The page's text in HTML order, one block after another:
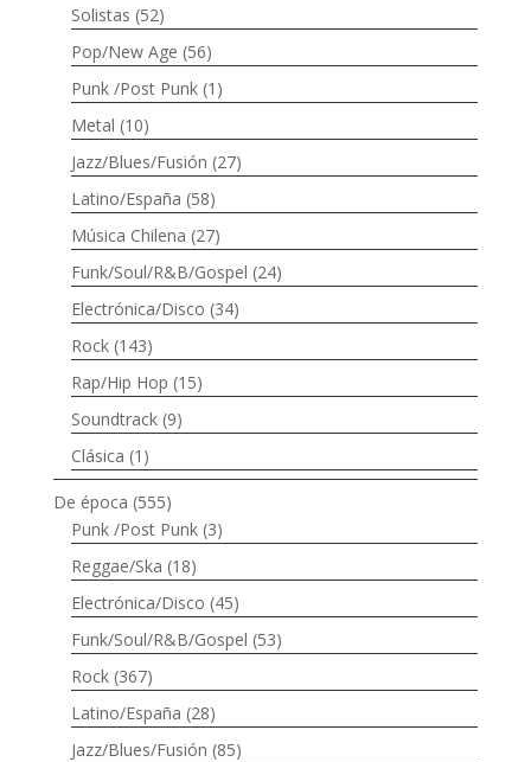
Solistas (52)
Pop/New Age (56)
Punk /Post Punk (1)
Metal (10)
Jazz/Blues/Fusión (27)
Latino/España (58)
Música Chilena (27)
Funk/Soul/R&B/Gospel (24)
Electrónica/Disco (34)
Rock (143)
Rap/Hip Hop (15)
Soundtrack (9)
Clásica (1)
De época (555)
Punk /Post Punk (3)
Reggae/Ska (18)
Electrónica/Disco (45)
Funk/Soul/R&B/Gospel (53)
Rock (367)
Latino/España (28)
Jazz/Blues/Fusión (85)